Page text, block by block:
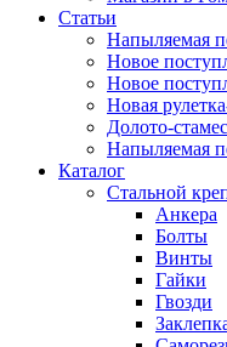
Статьи
Напыляемая
Новое
Новое
Новая
Долото-
Напыляемая
Каталог
Стальной
Анкера
Болты
Винты
Гайки
Гвозди